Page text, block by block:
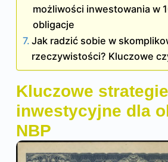
możliwości inwestowania w
obligacje
Jak radzić sobie w
rzeczywistości? Kluczowe
Kluczowe strategie
inwestycyjne dla
NBP